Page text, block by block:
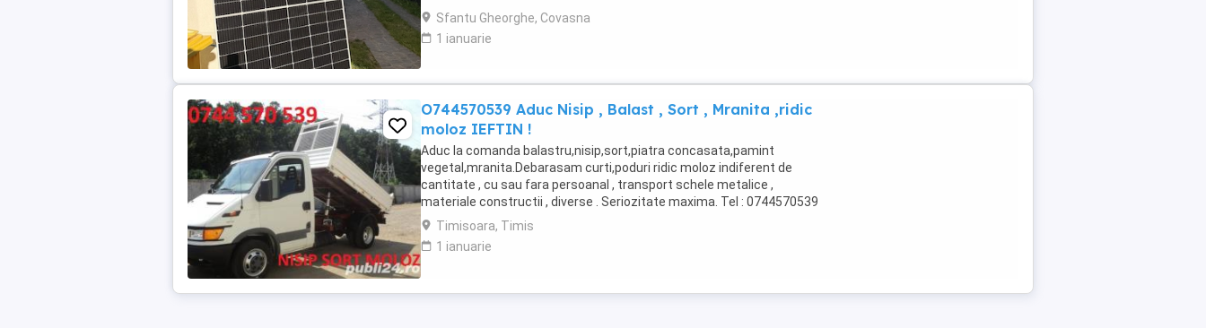
GoodWe, ...
Sfantu Gheorghe, Covasna
1 ianuarie
O744570539 Aduc Nisip , Balast , Sort , Mranita ,ridic
moloz IEFTIN !
Aduc la comanda balastru,nisip,sort,piatra concasata,pamint
vegetal,mranita.Debarasam curti,poduri ridic moloz indiferent de
cantitate , cu sau fara persoanal , transport schele metalice ,
materiale constructii , diverse . Seriozitate maxima. Tel : 0744570539
Timisoara, Timis
1 ianuarie